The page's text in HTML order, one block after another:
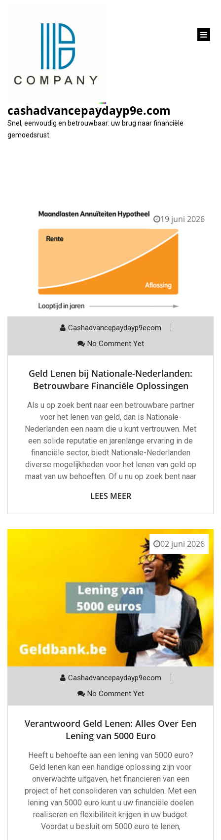
cashadvancepaydayp9e.com
Snel, eenvoudig en betrouwbaar: uw brug naar financiële
gemoedsrust.
Tag:
19 juni 2026
Cashadvancepaydayp9ecom
No Comment Yet
Geld Lenen bij Nationale-Nederlanden:
Betrouwbare Financiële Oplossingen
Als u op zoek bent naar een betrouwbare partner
voor het lenen van geld, dan is Nationale-
Nederlanden een naam die u kunt vertrouwen. Met
een solide reputatie en jarenlange ervaring in de
financiële sector, biedt Nationale-Nederlanden
diverse mogelijkheden voor het lenen van geld op
maat van uw behoeften. Of u nu op zoek bent naar
LEES MEER
02 juni 2026
Cashadvancepaydayp9ecom
No Comment Yet
Verantwoord Geld Lenen: Alles Over Een
Lening van 5000 Euro
Heeft u behoefte aan een lening van 5000 euro?
Geld lenen kan een handige oplossing zijn voor
onverwachte uitgaven, het financieren van een
project of het consolideren van schulden. Met een
lening van 5000 euro kunt u uw financiële doelen
realiseren en flexibiliteit krijgen in uw budget.
Voordat u besluit om 5000 euro te lenen,